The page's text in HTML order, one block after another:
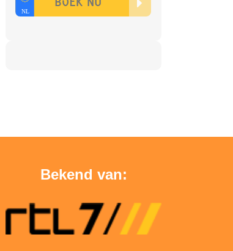
Bekend van: